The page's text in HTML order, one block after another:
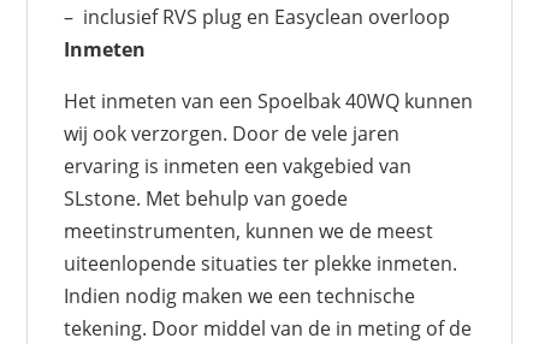
– inclusief RVS plug en Easyclean overloop
Inmeten
Het inmeten van een Spoelbak 40WQ kunnen
wij ook verzorgen. Door de vele jaren
ervaring is inmeten een vakgebied van
SLstone. Met behulp van goede
meetinstrumenten, kunnen we de meest
uiteenlopende situaties ter plekke inmeten.
Indien nodig maken we een technische
tekening. Door middel van de in meting of de